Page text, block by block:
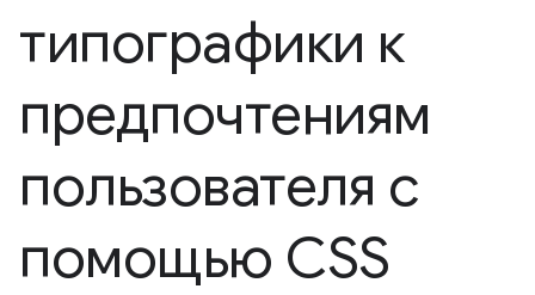
типографики к
предпочтениям
пользователя с
помощью CSS